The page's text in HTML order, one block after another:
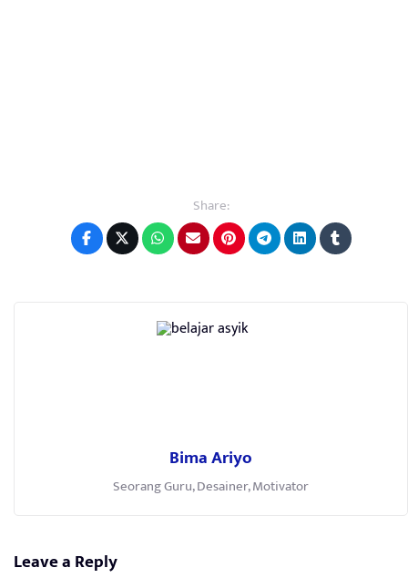
Share:
Bima Ariyo
Seorang Guru, Desainer, Motivator
Leave a Reply